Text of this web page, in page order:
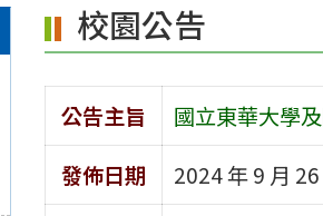
校園公告
公告主旨
國立東華大學
發佈日期
2024 年 9 月 26